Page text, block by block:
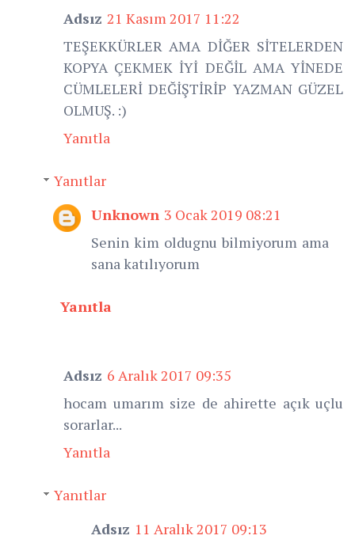
Adsız 21 Kasım 2017 11:22
TEŞEKKÜRLER AMA DİĞER SİTELERDEN
KOPYA ÇEKMEK İYİ DEĞİL AMA YİNEDE
CÜMLELERİ DEĞİŞTİRİP YAZMAN GÜZEL
OLMUŞ. :)
Yanıtla
Yanıtlar
Unknown 3 Ocak 2019 08:21
Senin kim oldugnu bilmiyorum ama
sana katılıyorum
Yanıtla
Adsız 6 Aralık 2017 09:35
hocam umarım size de ahirette açık uçlu
sorarlar...
Yanıtla
Yanıtlar
Adsız 11 Aralık 2017 09:13